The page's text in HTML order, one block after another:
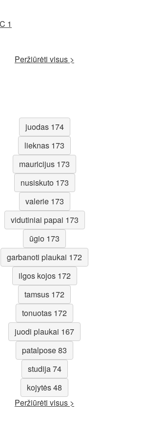
1
Peržiūrėti visus >
juodas 174
lieknas 173
mauricijus 173
nusiskuto 173
valerie 173
vidutiniai papai 173
ūgio 173
garbanoti plaukai 172
ilgos kojos 172
tamsus 172
tonuotas 172
juodi plaukai 167
patalpose 83
studija 74
kojytės 48
Peržiūrėti visus >